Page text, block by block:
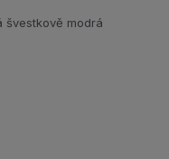
švestkově modrá